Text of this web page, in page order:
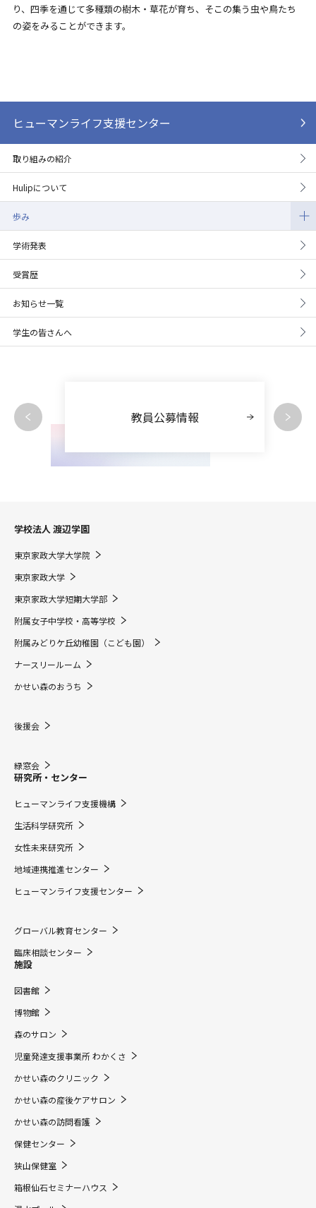
り、四季を通じて多種類の樹木・草花が育ち、そこの集う虫や鳥たち
の姿をみることができます。
ヒューマンライフ支援センター
取り組みの紹介
Hulipについて
歩み
学術発表
受賞歴
お知らせ一覧
学生の皆さんへ
教員公募情報
学校法人 渡辺学園
東京家政大学大学院
東京家政大学
東京家政大学短期大学部
附属女子中学校・高等学校
附属みどりケ丘幼稚園（こども園）
ナースリールーム
かせい森のおうち
後援会
緑窓会
研究所・センター
ヒューマンライフ支援機構
生活科学研究所
女性未来研究所
地域連携推進センター
ヒューマンライフ支援センター
グローバル教育センター
臨床相談センター
施設
図書館
博物館
森のサロン
児童発達支援事業所 わかくさ
かせい森のクリニック
かせい森の産後ケアサロン
かせい森の訪問看護
保健センター
狭山保健室
箱根仙石セミナーハウス